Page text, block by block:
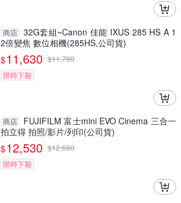
商店 32G套組~Canon 佳能 IXUS 285 HS A 1
2倍變焦 數位相機(285HS,公司貨)
$11,630 $11,780
限時下殺
商店
FUJIFILM 富士mini EVO Cinema 三合一
拍立得 拍照/影片/列印(公司貨)
$12,530 $12,680
限時下殺